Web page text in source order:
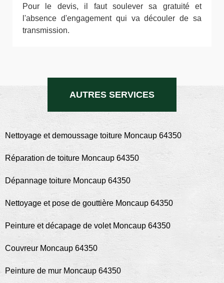
Pour le devis, il faut soulever sa gratuité et
l'absence d'engagement qui va découler de sa
transmission.
AUTRES SERVICES
Nettoyage et demoussage toiture Moncaup 64350
Réparation de toiture Moncaup 64350
Dépannage toiture Moncaup 64350
Nettoyage et pose de gouttière Moncaup 64350
Peinture et décapage de volet Moncaup 64350
Couvreur Moncaup 64350
Peinture de mur Moncaup 64350